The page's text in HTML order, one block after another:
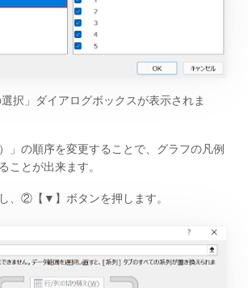
選択」ダイアログボックスが表示されま
」の順序を変更することで、グラフの凡例
ことが出来ます。
、②【▼】ボタンを押します。